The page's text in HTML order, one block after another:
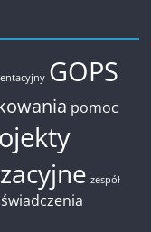
GOPS
pomoc
zespół
świadczenia